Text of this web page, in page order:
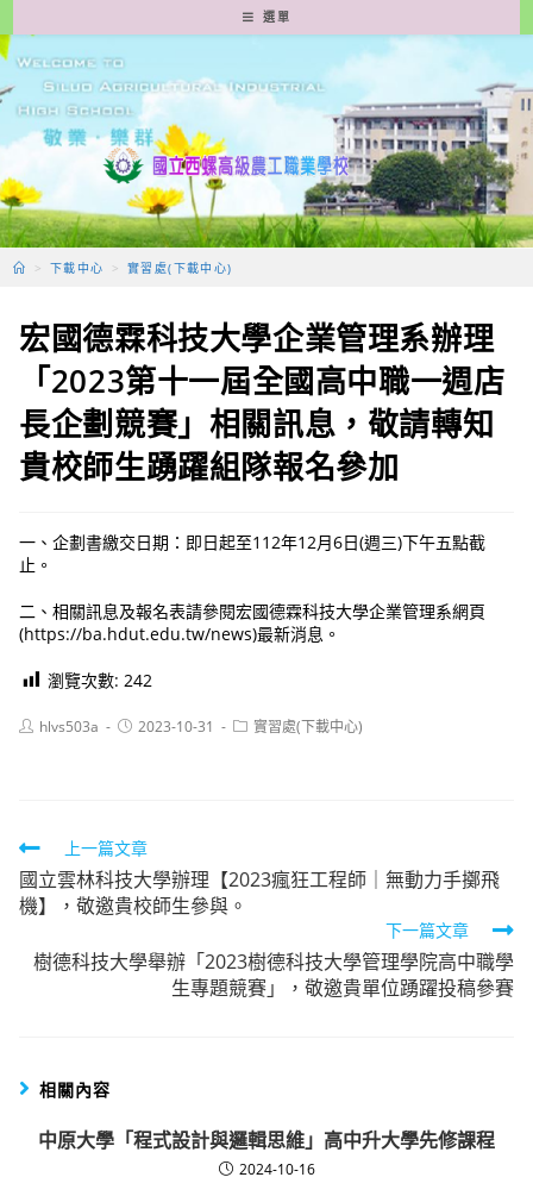
轉
至
要
容
選單
> 下載中心 > 實習處(下載中心)
宏國德霖科技大學企業管理系辦理
「2023第十一屆全國高中職一週店
長企劃競賽」相關訊息，敬請轉知
貴校師生踴躍組隊報名參加
一、企劃書繳交日期：即日起至112年12月6日(週三)下午五點截
止。
二、相關訊息及報名表請參閱宏國德霖科技大學企業管理系網頁
(https://ba.hdut.edu.tw/news)最新消息。
瀏覽次數: 242
Posthlvs503a
Post2023-10-31
Post實習處(下載中心)
Read
more
articles
上一篇文章
國立雲林科技大學辦理【2023瘋狂工程師｜無動力手擲飛
機】，敬邀貴校師生參與。
下一篇文章
樹德科技大學舉辦「2023樹德科技大學管理學院高中職學
生專題競賽」，敬邀貴單位踴躍投稿參賽
相關內容
中原大學「程式設計與邏輯思維」高中升大學先修課程
2024-10-16